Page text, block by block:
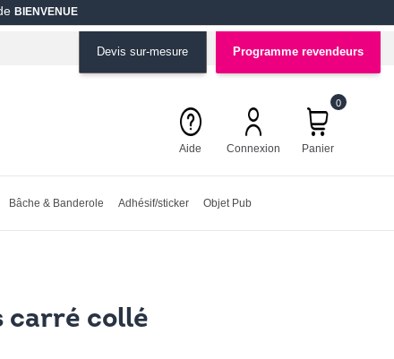
BIENVENUE
Devis sur-mesure Programme revendeurs
Aide Connexion Panier
0
Bâche & Banderole Adhésif/sticker Objet Pub
carré collé